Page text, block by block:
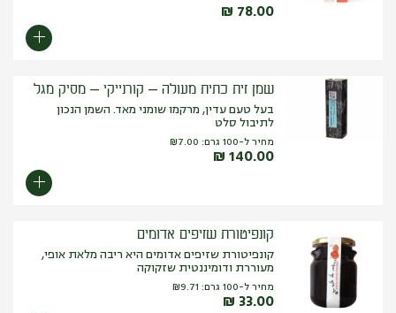
₪ 78.00
שמן זית כתית מעולה – קורנייקי – מסיק מגל
בעל טעם עדין, מרקמו שומני מאד. השמן הנכון
לתיבול סלט
מחיר ל-100 גרם: ₪7.00
₪ 140.00
קונפיטורת שזיפים אדומים
קונפיטורת שזיפים אדומים היא ריבה מלאת אופי,
מעוררת ודומיננטית שזקוקה
מחיר ל-100 גרם: ₪9.71
₪ 33.00